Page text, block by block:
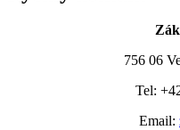
756 06
Tel:
Email: